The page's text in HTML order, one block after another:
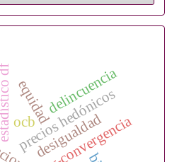
precios hedónicos
equidad
desigualdad
df
σ-convergencia
ocb
delincuencia